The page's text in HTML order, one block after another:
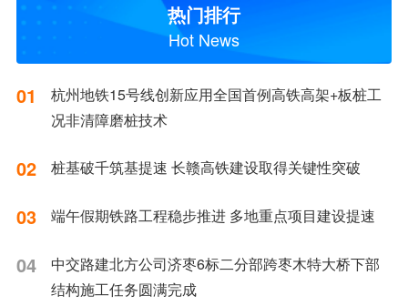
热门排行
Hot News
01
杭州地铁15号线创新应用全国首例高铁高架+板桩工
况非清障磨桩技术
02 桩基破千筑基提速 长赣高铁建设取得关键性突破
03 端午假期铁路工程稳步推进 多地重点项目建设提速
04
中交路建北方公司济枣6标二分部跨枣木特大桥下部
结构施工任务圆满完成